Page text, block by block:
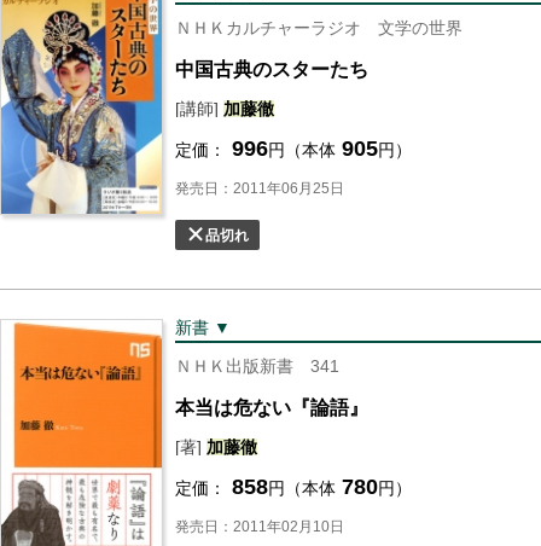
ＮＨＫカルチャーラジオ 文学の世界
中国古典のスターたち
[講師] 加藤徹
定価： 996円（本体 905円）
発売日：2011年06月25日
品切れ
新書 ▼
ＮＨＫ出版新書 341
本当は危ない『論語』
[著] 加藤徹
定価： 858円（本体 780円）
発売日：2011年02月10日